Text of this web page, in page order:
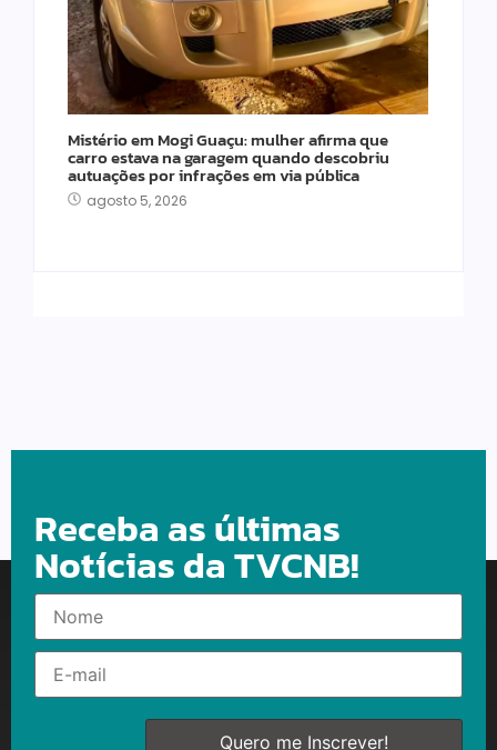
Mistério em Mogi Guaçu: mulher afirma que
carro estava na garagem quando descobriu
autuações por infrações em via pública
agosto 5, 2026
Receba as últimas
Notícias da TVCNB!